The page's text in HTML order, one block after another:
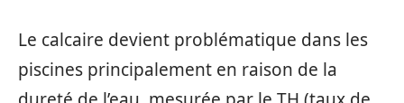
Le calcaire devient problématique dans les
piscines principalement en raison de la